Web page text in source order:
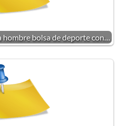
hombre bolsa de deporte con…